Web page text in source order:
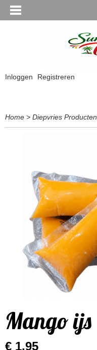
Inloggen Registreren
Home > Diepvries Producten
Mango ijs
€ 1,95